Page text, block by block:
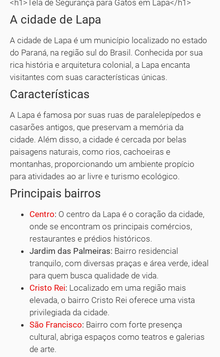
<h1>Tela de Segurança para Gatos em Lapa</h1>
A cidade de Lapa
A cidade de Lapa é um município localizado no estado
do Paraná, na região sul do Brasil. Conhecida por sua
rica história e arquitetura colonial, a Lapa encanta
visitantes com suas características únicas.
Características
A Lapa é famosa por suas ruas de paralelepípedos e
casarões antigos, que preservam a memória da
cidade. Além disso, a cidade é cercada por belas
paisagens naturais, como rios, cachoeiras e
montanhas, proporcionando um ambiente propício
para atividades ao ar livre e turismo ecológico.
Principais bairros
Centro: O centro da Lapa é o coração da cidade,
onde se encontram os principais comércios,
restaurantes e prédios históricos.
Jardim das Palmeiras: Bairro residencial
tranquilo, com diversas praças e área verde, ideal
para quem busca qualidade de vida.
Cristo Rei: Localizado em uma região mais
elevada, o bairro Cristo Rei oferece uma vista
privilegiada da cidade.
São Francisco: Bairro com forte presença
cultural, abriga espaços como teatros e galerias
de arte.